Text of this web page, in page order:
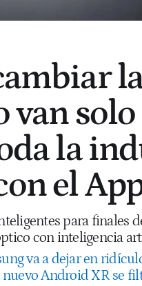
van
la
el
para finales
con inteligencia
va a dejar en
nuevo Android XR se